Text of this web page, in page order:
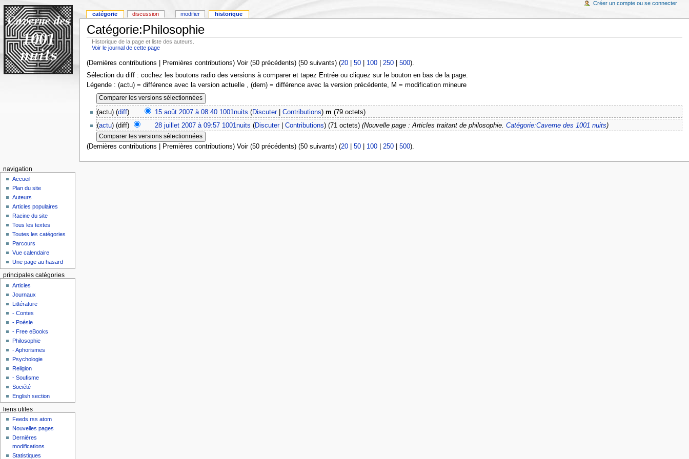
Catégorie:Philosophie
Historique de la page et liste des auteurs.
Voir le journal de cette page
(Dernières contributions | Premières contributions) Voir (50 précédents) (50 suivants) (20| 50| 100| 250| 500).
Sélection du diff : cochez les boutons radio des versions à comparer et tapez Entrée ou cliquez sur le bouton en bas de la page.
Légende : (actu) = différence avec la version actuelle , (dern) = différence avec la version précédente, M = modification mineure
(actu) (diff) 15 août 2007 à 08:40 1001nuits (Discuter| Contributions) m (79 octets)
(actu) (diff) 28 juillet 2007 à 09:57 1001nuits (Discuter| Contributions) (71 octets) (Nouvelle page : Articles traitant de philosophie. Catégorie:Caverne des 1001 nuits)
(Dernières contributions | Premières contributions) Voir (50 précédents) (50 suivants) (20| 50| 100| 250| 500).
catégorie discussion modifier historique
Créer un compte ou se connecter
navigation
Accueil
Plan du site
Auteurs
Articles populaires
Racine du site
Tous les textes
Toutes les catégories
Parcours
Vue calendaire
Une page au hasard
principales catégories
Articles
Journaux
Littérature
- Contes
- Poésie
- Free eBooks
Philosophie
- Aphorismes
Psychologie
Religion
- Soufisme
Société
English section
liens utiles
Feeds rss atom
Nouvelles pages
Dernières
modifications
Statistiques